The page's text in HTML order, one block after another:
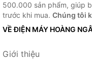
500.000 sản phẩm, giúp
trước khi mua. Chúng tôi
VỀ ĐIỆN MÁY HOÀNG
Giới thiệu